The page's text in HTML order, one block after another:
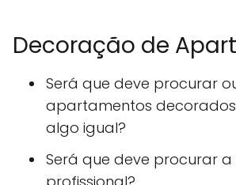
Decoração de
Será que deve procurar
apartamentos
algo igual?
Será que deve procurar